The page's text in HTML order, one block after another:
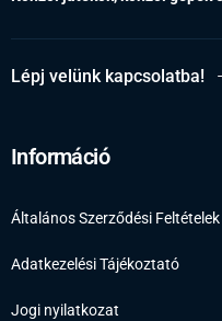
Lépj velünk kapcsolatba!
Információ
Általános Szerződési Feltételek
Adatkezelési Tájékoztató
Jogi nyilatkozat